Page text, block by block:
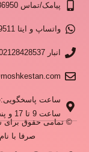
پیامک/تماس 09981786950
واتساپ و ایتا 09307959511
انبار 02128428537
ساعت
ساعت 9 تا 17 و پنجشنبه ها 9 تا 13
© تمامی حقوق برای
صرفا با